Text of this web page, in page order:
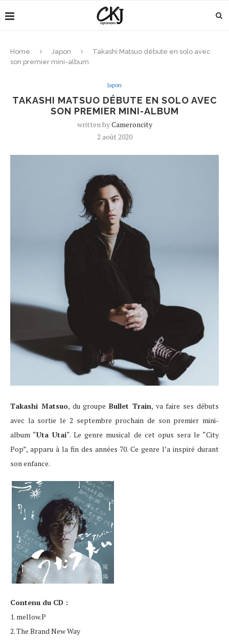
Home Japon
Takashi Matsuo débute en solo avec
son premier mini-album
Japon
TAKASHI MATSUO DÉBUTE EN SOLO AVEC
SON PREMIER MINI-ALBUM
written byCameroncity
2 août 2020
Takashi Matsuo, du groupeBullet Train, va faire ses débuts
avec la sortie le 2 septembre prochain de son premier mini-
album “Uta Utai“. Le genre musical de cet opus sera le “City
Pop”, apparu à la fin des années 70. Ce genre l’a inspiré durant
son enfance.
Contenu du CD :
1. mellow.P
2. The Brand New Way